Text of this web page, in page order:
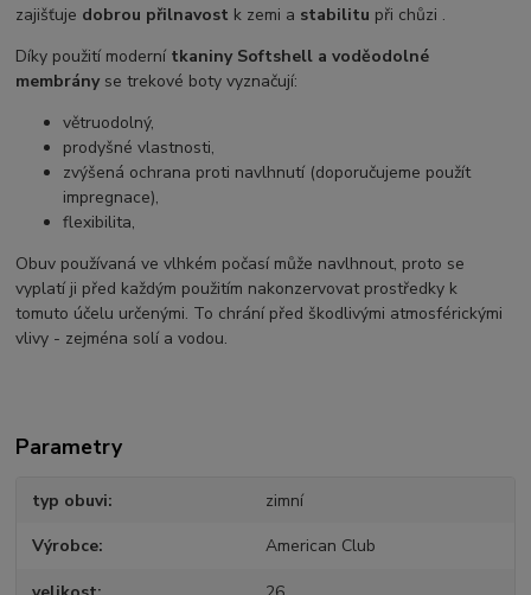
zajišťuje dobrou přilnavost k zemi a stabilitu při chůzi .
Díky použití moderní tkaniny Softshell a voděodolné
membrányse trekové boty vyznačují:
větruodolný,
prodyšné vlastnosti,
zvýšená ochrana proti navlhnutí (doporučujeme použít
impregnace),
flexibilita,
Obuv používaná ve vlhkém počasí může navlhnout, proto se
vyplatí ji před každým použitím nakonzervovat prostředky k
tomuto účelu určenými. To chrání před škodlivými atmosférickými
vlivy - zejména solí a vodou.
Parametry
typ obuvi zimní
Výrobce American Club